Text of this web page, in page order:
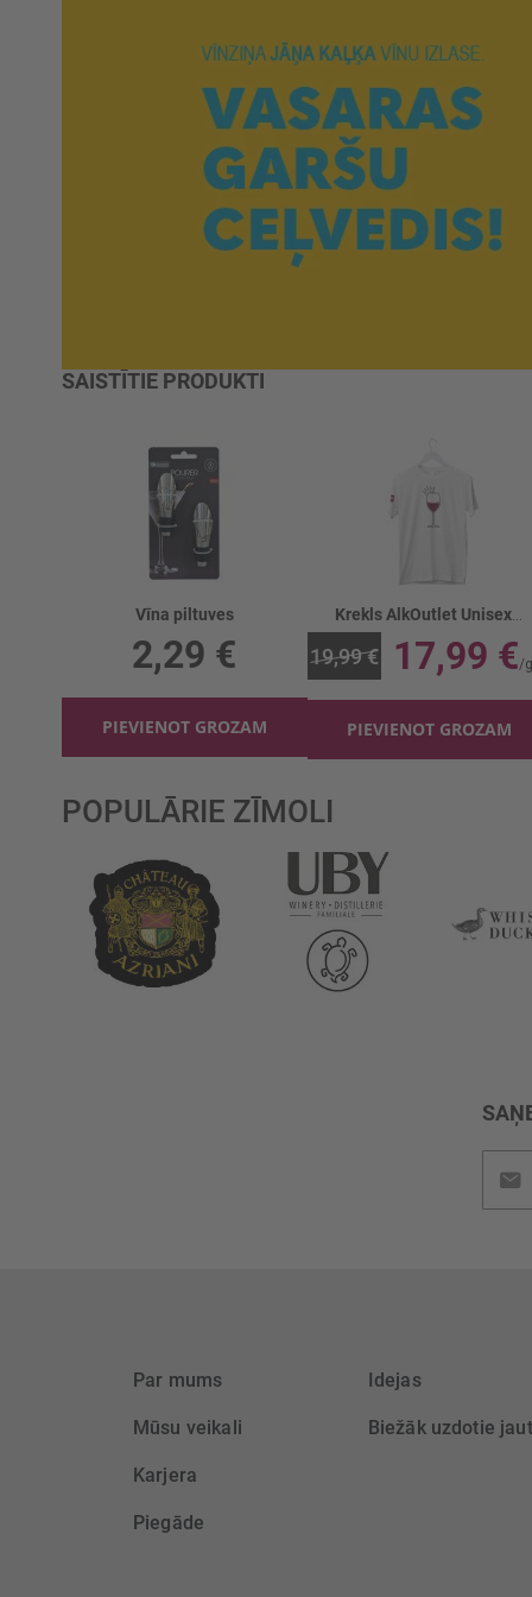
SAISTĪTIE PRODUKTI
Vīna piltuves
2,29 €
PIEVIENOT GROZAM
Krekls AlkOutlet Unisex Kronis balts
19,99 € 17,99 €
PIEVIENOT GROZAM
POPULĀRIE ZĪMOLI
Par mums
Mūsu veikali
Karjera
Piegāde
Idejas
Biežāk uzdotie